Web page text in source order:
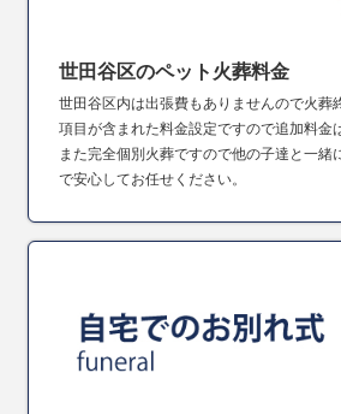
世田谷区のペット火葬料金
世田谷区内は出張費もありませんので火葬
項目が含まれた料金設定ですので追加料金
また完全個別火葬ですので他の子達と一緒
で安心してお任せください。